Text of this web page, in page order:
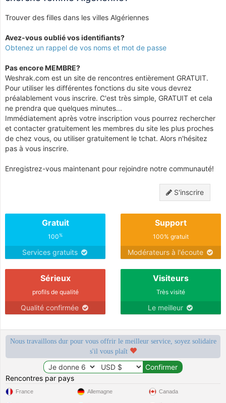
Trouver des filles dans les villes Algériennes
Avez-vous oublié vos identifiants?
Obtenez un rappel de vos noms et mot de passe
Pas encore MEMBRE?
Weshrak.com est un site de rencontres entièrement GRATUIT.
Pour utiliser les différentes fonctions du site vous devrez
préalablement vous inscrire. C'est très simple, GRATUIT et cela
ne prendra que quelques minutes...
Immédiatement après votre inscription vous pourrez rechercher
et contacter gratuitement les membres du site les plus proches
de chez vous, ou utiliser gratuitement le tchat. Alors n'hésitez
pas à vous inscrire.
Enregistrez-vous maintenant pour rejoindre notre communauté!
S'inscrire
Gratuit
100%
Services gratuits
Support
100% gratuit
Modérateurs à l'écoute
Sérieux
profils de qualité
Qualité confirmée
Visiteurs
Très visité
Le meilleur
Nous travaillons dur pour vous offrir le meilleur service, soyez solidaire
s'il vous plaît
Rencontres par pays
France Allemagne Canada